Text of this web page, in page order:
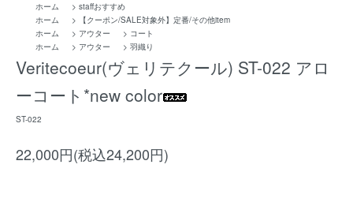
ホーム
> staffおすすめ
ホーム
>
【クーポン/SALE対象外】定番/その他item
ホーム
> アウター > コート
ホーム
> アウター > 羽織り
Veritecoeur(ヴェリテクール) ST-022 アロ
ーコート*new color
ST-022
22,000円(税込24,200円)